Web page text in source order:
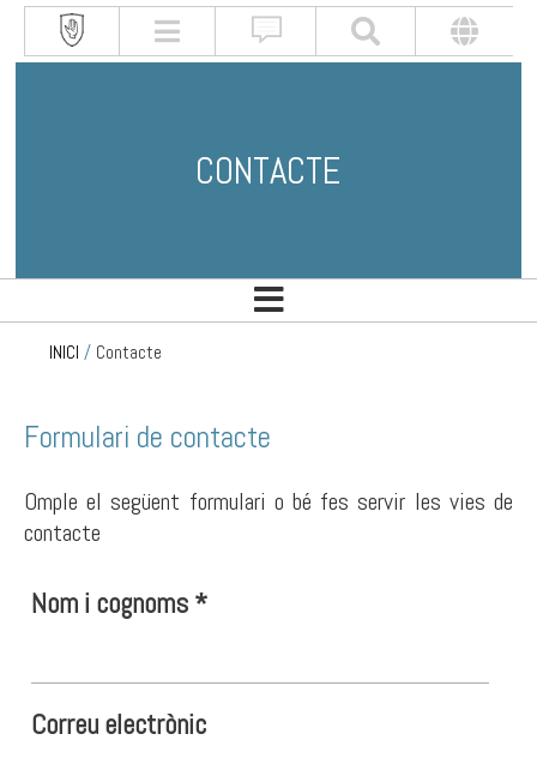
CONTACTE
INICI / Contacte
Formulari de contacte
Omple el següent formulari o bé fes servir les vies de
contacte
Nom i cognoms *
Correu electrònic